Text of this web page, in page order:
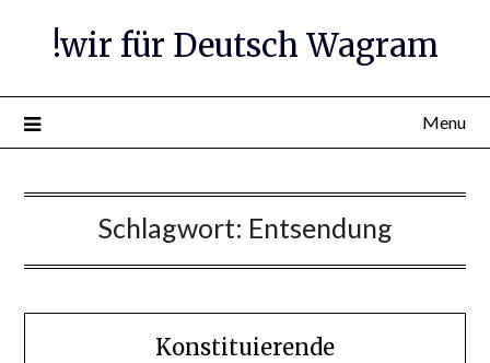
!wir für Deutsch Wagram
Menu
Schlagwort: Entsendung
Konstituierende